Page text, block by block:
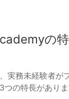
の
実務未経験者が
の特長がありま